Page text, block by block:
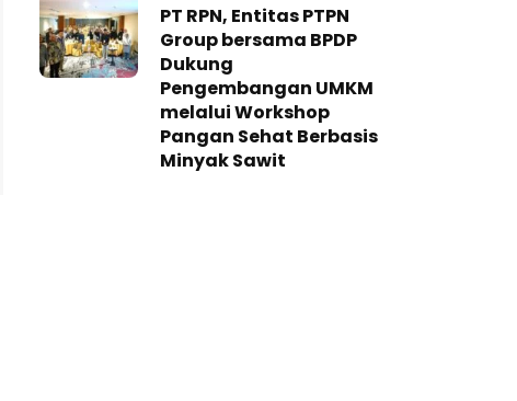
PT RPN, Entitas PTPN
Group bersama BPDP
Dukung
Pengembangan UMKM
melalui Workshop
Pangan Sehat Berbasis
Minyak Sawit